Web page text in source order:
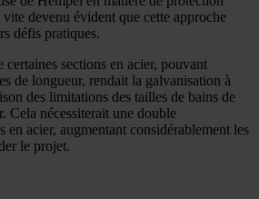
devenu évident que cette approche
défis pratiques.
certaines sections en acier, pouvant
de longueur, rendait la galvanisation à
des limitations des tailles de bains de
Cela nécessiterait une double
en acier, augmentant considérablement les
le projet.